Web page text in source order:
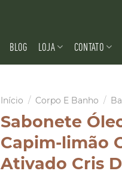
BLOG LOJA CONTATO
Início / Corpo E Banho /
Sabonete
Capim-limão
Ativado Cris